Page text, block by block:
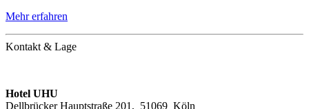
Mehr erfahren
Kontakt & Lage
Hotel UHU
Dellbrücker Hauptstraße 201 , 51069 Köln